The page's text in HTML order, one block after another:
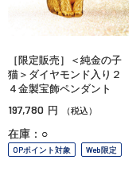
［限定販売］＜純金の子
猫＞ダイヤモンド入り２
４金製宝飾ペンダント
197,780 円 （税込）
在庫：○
OPポイント対象 Web限定